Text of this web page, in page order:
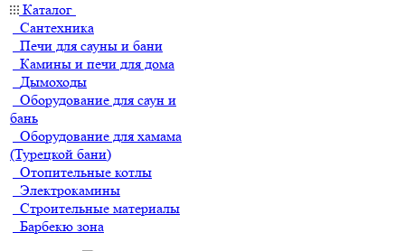
Каталог
Сантехника
Печи для сауны и бани
Камины и печи для дома
Дымоходы
Оборудование для саун и
бань
Оборудование для хамама
(Турецкой бани)
Отопительные котлы
Электрокамины
Строительные материалы
Барбекю зона